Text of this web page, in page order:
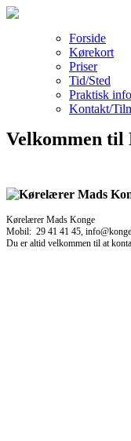
Forside
Kørekort
Priser
Tid/Sted
Praktisk
Kontakt/
Velkommen til
Kørelærer Mads Konge
Mobil: 29 41 41 45,
Du er altid velkommen til at